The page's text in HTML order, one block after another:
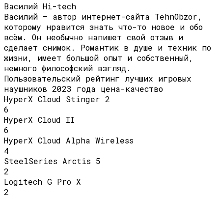
Василий Hi-tech
Василий — автор интернет-сайта TehnObzor,
которому нравится знать что-то новое и обо
всём. Он необычно напишет свой отзыв и
сделает снимок. Романтик в душе и техник по
жизни, имеет большой опыт и собственный,
немного философский взгляд.
Пользовательский рейтинг лучших игровых
наушников 2023 года цена-качество
HyperX Cloud Stinger 2
6
HyperX Cloud II
6
HyperX Cloud Alpha Wireless
4
SteelSeries Arctis 5
2
Logitech G Pro X
2